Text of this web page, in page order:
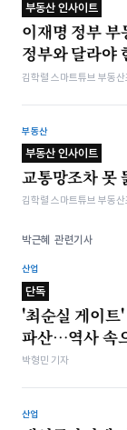
부동산 인사이트
이재명 정부 부
정부와 달라야
김학렬 스마트튜브 부동
부동산
부동산 인사이트
교통망조차 못
김학렬 스마트튜브 부동
박근혜 관련기사
산업
단독
'최순실 게이
파산…역사 속
박형민 기자
산업